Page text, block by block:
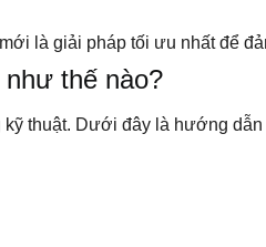
là giải pháp tối ưu nhất để
thế nào?
thuật. Dưới đây là hướng dẫn